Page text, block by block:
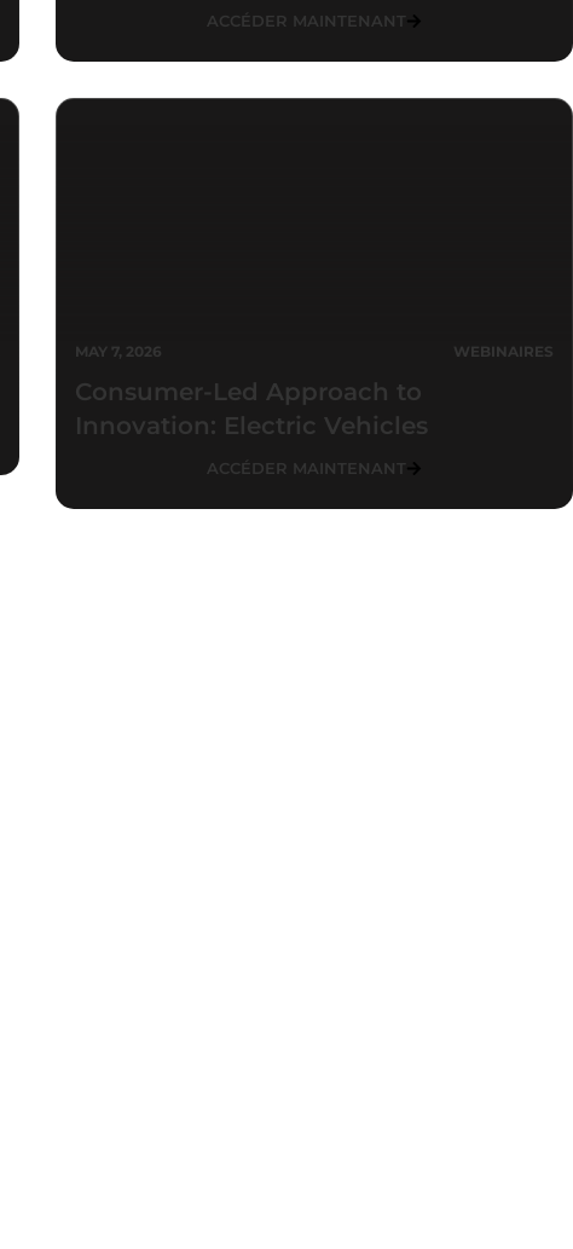
ACCÉDER MAINTENANT
MAY 7, 2026 WEBINAIRES
Consumer-Led Approach to
Innovation: Electric Vehicles
ACCÉDER MAINTENANT